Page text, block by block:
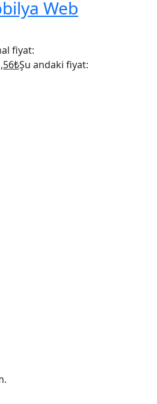
Web
fiyat:
₺Şu andaki fiyat: